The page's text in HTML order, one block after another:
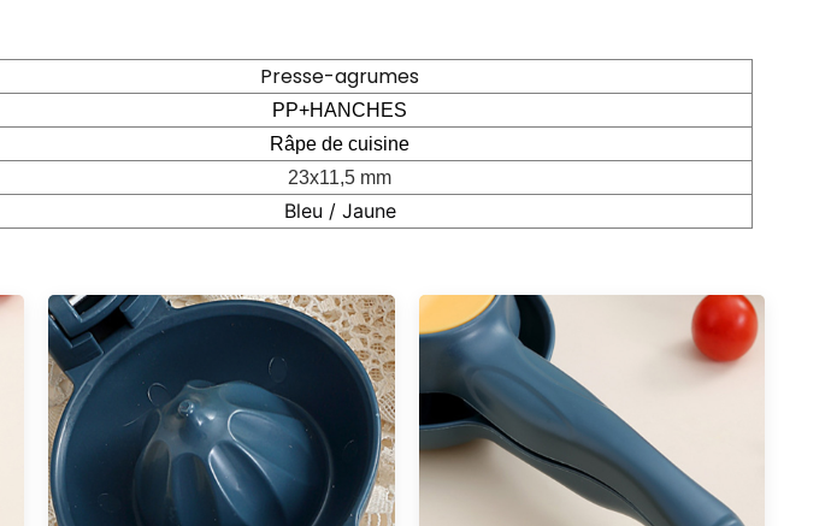
Presse-agrumes
PP+HANCHES
Râpe de cuisine
23x11,5 mm
Bleu / Jaune